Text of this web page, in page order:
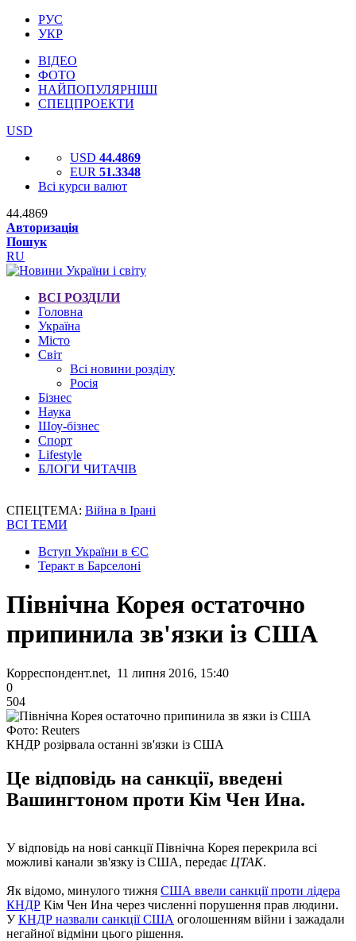
РУС
УКР
ВІДЕО
ФОТО
НАЙПОПУЛЯРНІШІ
СПЕЦПРОЕКТИ
USD
USD 44.4869
EUR 51.3348
Всі курси валют
44.4869
Авторизація
Пошук
RU
ВСІ РОЗДІЛИ
Головна
Україна
Місто
Світ
Всі новини розділу
Росія
Бізнес
Наука
Шоу-бізнес
Спорт
Lifestyle
БЛОГИ ЧИТАЧІВ
СПЕЦТЕМА: Війна в Ірані
ВСІ ТЕМИ
Вступ України в ЄС
Теракт в Барселоні
Північна Корея остаточно
припинила зв'язки із США
Корреспондент.net, 11 липня 2016, 15:40
0
504
Фото: Reuters
КНДР розірвала останні зв'язки із США
Це відповідь на санкції, введені
Вашингтоном проти Кім Чен Ина.
У відповідь на нові санкції Північна Корея перекрила всі
можливі канали зв'язку із США, передає ЦТАК.
Як відомо, минулого тижня США ввели санкції проти лідера
КНДР Кім Чен Ина через численні порушення прав людини.
УКНДР назвали санкції США оголошенням війни і зажадали
негайної відміни цього рішення.